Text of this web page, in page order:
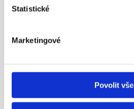
Statistické
Marketingové
Povolit vše
konference APS ČR